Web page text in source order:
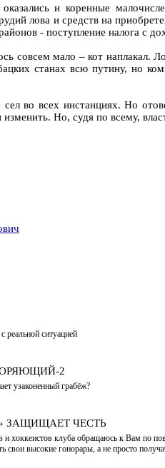
и коренные
лова и средств на
- поступление налога с
совсем мало – кот наплакал.
станах всю путину, но
во всех инстанциях. Но
изменить. Но, судя по всему,
реальной ситуацией
2
узаконенный грабёж?
ЗАЩИЩАЕТ ЧЕСТЬ
хоккеистов клуба обращаюсь к Вам по
свои высокие гонорары, а не просто